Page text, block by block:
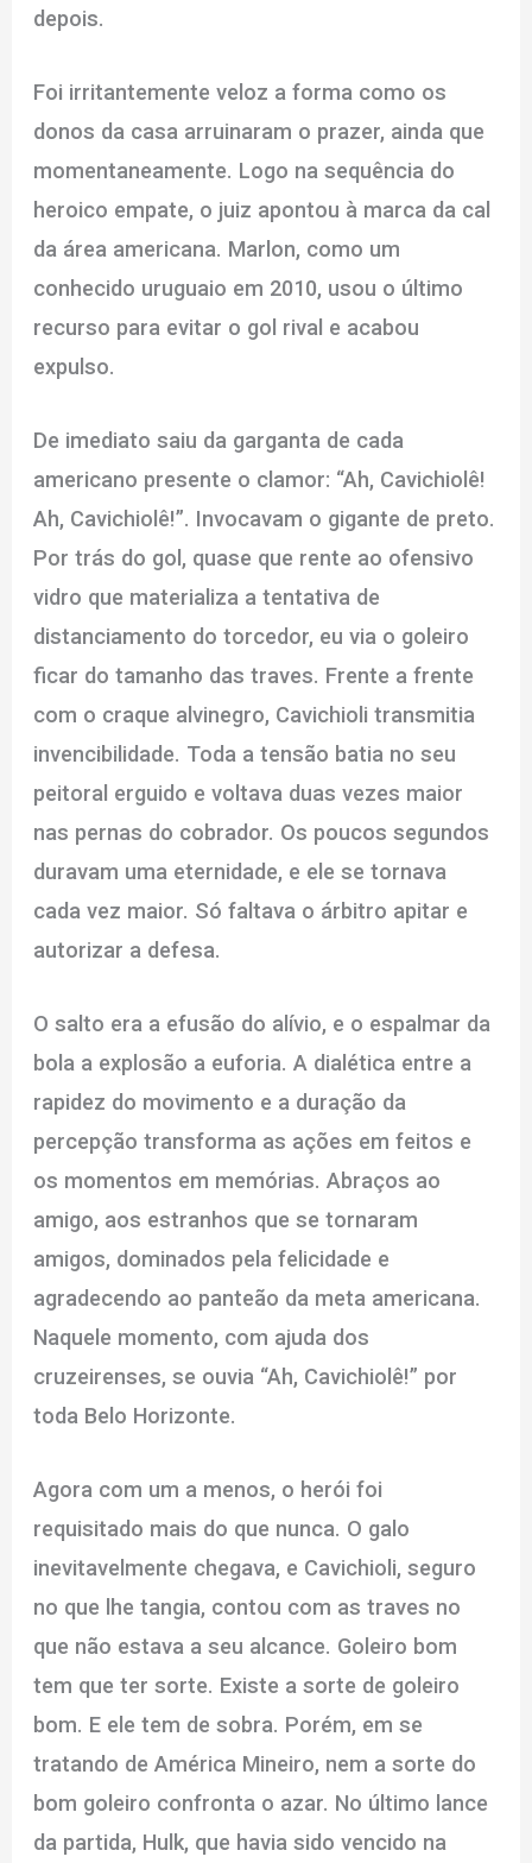
depois.
Foi irritantemente veloz a forma como os
donos da casa arruinaram o prazer, ainda que
momentaneamente. Logo na sequência do
heroico empate, o juiz apontou à marca da cal
da área americana. Marlon, como um
conhecido uruguaio em 2010, usou o último
recurso para evitar o gol rival e acabou
expulso.
De imediato saiu da garganta de cada
americano presente o clamor: “Ah, Cavichiolê!
Ah, Cavichiolê!”. Invocavam o gigante de preto.
Por trás do gol, quase que rente ao ofensivo
vidro que materializa a tentativa de
distanciamento do torcedor, eu via o goleiro
ficar do tamanho das traves. Frente a frente
com o craque alvinegro, Cavichioli transmitia
invencibilidade. Toda a tensão batia no seu
peitoral erguido e voltava duas vezes maior
nas pernas do cobrador. Os poucos segundos
duravam uma eternidade, e ele se tornava
cada vez maior. Só faltava o árbitro apitar e
autorizar a defesa.
O salto era a efusão do alívio, e o espalmar da
bola a explosão a euforia. A dialética entre a
rapidez do movimento e a duração da
percepção transforma as ações em feitos e
os momentos em memórias. Abraços ao
amigo, aos estranhos que se tornaram
amigos, dominados pela felicidade e
agradecendo ao panteão da meta americana.
Naquele momento, com ajuda dos
cruzeirenses, se ouvia “Ah, Cavichiolê!” por
toda Belo Horizonte.
Agora com um a menos, o herói foi
requisitado mais do que nunca. O galo
inevitavelmente chegava, e Cavichioli, seguro
no que lhe tangia, contou com as traves no
que não estava a seu alcance. Goleiro bom
tem que ter sorte. Existe a sorte de goleiro
bom. E ele tem de sobra. Porém, em se
tratando de América Mineiro, nem a sorte do
bom goleiro confronta o azar. No último lance
da partida, Hulk, que havia sido vencido na